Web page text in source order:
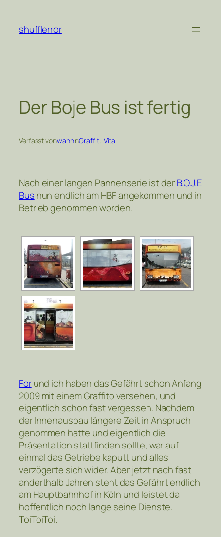
springen
shufflerror
Der Boje Bus ist fertig
Verfasst vonwahninGraffiti, Vita
Nach einer langen Pannenserie ist derB.O.J.E
Bus nun endlich am HBF angekommen und in
Betrieb genommen worden.
Forund ich haben das Gefährt schon Anfang
2009 mit einem Graffito versehen, und
eigentlich schon fast vergessen. Nachdem
der Innenausbau längere Zeit in Anspruch
genommen hatte und eigentlich die
Präsentation stattfinden sollte, war auf
einmal das Getriebe kaputt und alles
verzögerte sich wider. Aber jetzt nach fast
anderthalb Jahren steht das Gefährt endlich
am Hauptbahnhof in Köln und leistet da
hoffentlich noch lange seine Dienste.
ToiToiToi.